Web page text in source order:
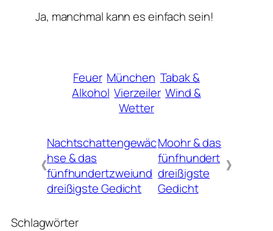
Ja, manchmal kann es einfach sein!
Feuer München Tabak &
Alkohol Vierzeiler Wind &
Wetter
《
Nachtschattengewäc
hse & das
fünfhundertzweiund
dreißigste Gedicht
Moohr & das
fünfhundert
dreißigste
Gedicht
》
Schlagwörter